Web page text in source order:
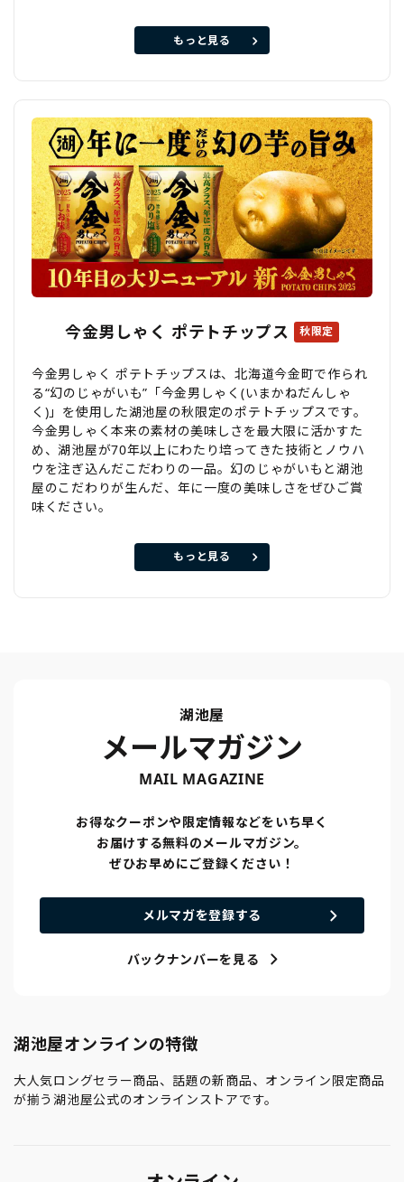
もっと見る
今金男しゃく ポテトチップス 秋限定
今金男しゃく ポテトチップスは、北海道今金町で作られ
る“幻のじゃがいも”「今金男しゃく(いまかねだんしゃ
く)」を使用した湖池屋の秋限定のポテトチップスです。
今金男しゃく本来の素材の美味しさを最大限に活かすた
め、湖池屋が70年以上にわたり培ってきた技術とノウハ
ウを注ぎ込んだこだわりの一品。幻のじゃがいもと湖池
屋のこだわりが生んだ、年に一度の美味しさをぜひご賞
味ください。
もっと見る
湖池屋
メールマガジン
MAIL MAGAZINE
お得なクーポンや限定情報などをいち早く
お届けする無料のメールマガジン。
ぜひお早めにご登録ください！
メルマガを登録する
バックナンバーを見る
湖池屋オンラインの特徴
大人気ロングセラー商品、話題の新商品、オンライン限定商品
が揃う湖池屋公式のオンラインストアです。